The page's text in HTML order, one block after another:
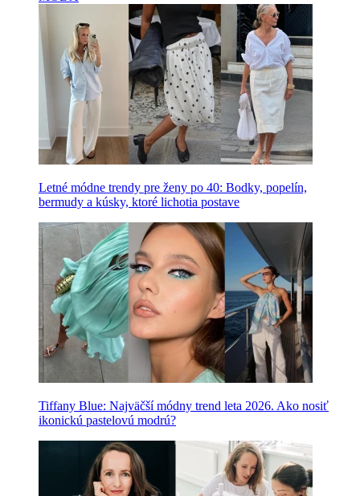
Letné módne trendy pre ženy po 40: Bodky, popelín,
bermudy a kúsky, ktoré lichotia postave
Tiffany Blue: Najväčší módny trend leta 2026. Ako nosiť
ikonickú pastelovú modrú?